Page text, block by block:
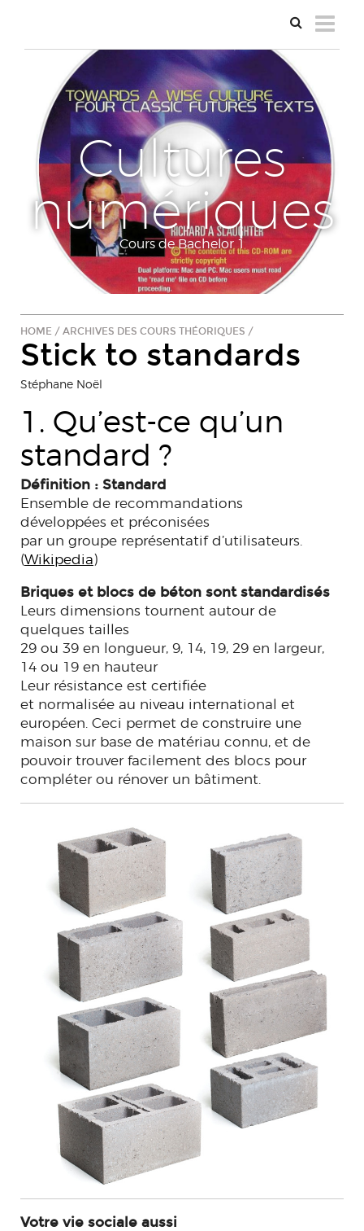
Cultures
numériques
Cours de Bachelor 1
HOME / ARCHIVES DES COURS THÉORIQUES /
Stick to standards
Stéphane Noël
1. Qu’est-ce qu’un
standard ?
Définition : Standard
Ensemble de recommandations
développées et préconisées
par un groupe représentatif d’utilisateurs.
(Wikipedia)
Briques et blocs de béton sont standardisés
Leurs dimensions tournent autour de
quelques tailles
29 ou 39 en longueur, 9, 14, 19, 29 en largeur,
14 ou 19 en hauteur
Leur résistance est certifiée
et normalisée au niveau international et
européen. Ceci permet de construire une
maison sur base de matériau connu, et de
pouvoir trouver facilement des blocs pour
compléter ou rénover un bâtiment.
Votre vie sociale aussi